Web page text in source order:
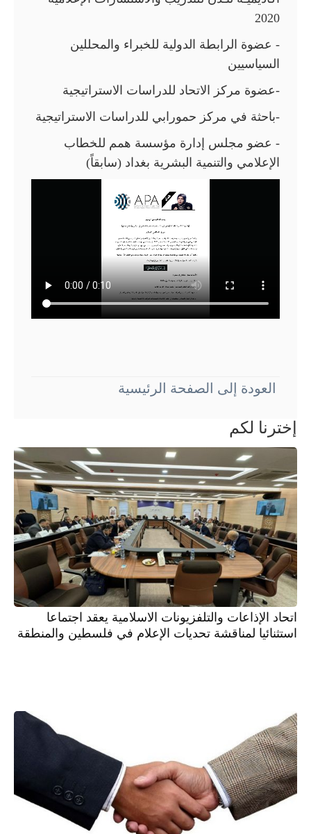
2020
- عضوة الرابطة الدولية للخبراء والمحللين
السياسيين
-عضوة مركز الاتحاد للدراسات الاستراتيجية
-باحثة في مركز حمورابي للدراسات الاستراتيجية
- عضو مجلس إدارة مؤسسة همم للخطاب
الإعلامي والتنمية البشرية بغداد (سابقاً)
العودة إلى الصفحة الرئيسية
إخترنا لكم
اتحاد الإذاعات والتلفزيونات الاسلامية يعقد اجتماعا
استثنائيا لمناقشة تحديات الإعلام في فلسطين والمنطقة